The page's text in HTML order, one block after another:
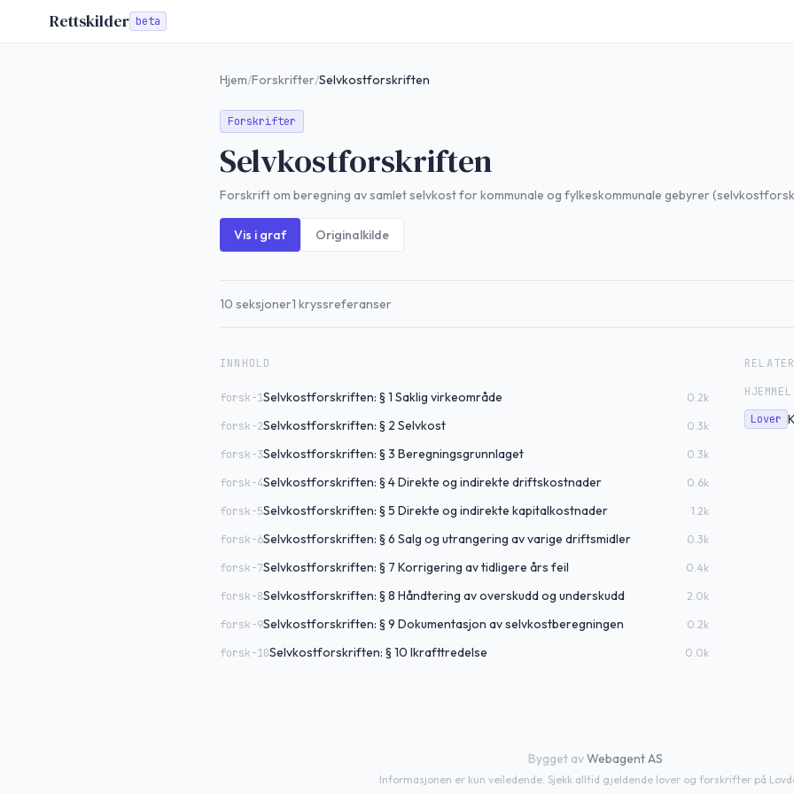
Rettskilder beta
Hjem/Forskrifter/Selvkostforskriften
Forskrifter
Selvkostforskriften
Forskrift om beregning av samlet selvkost for kommunale og fylkeskommunale gebyrer
Vis i graf Originalkilde
10 seksjoner1 kryssreferanser
INNHOLD
forsk-1Selvkostforskriften: § 1 Saklig virkeområde 0.2k
forsk-2Selvkostforskriften: § 2 Selvkost 0.3k
forsk-3Selvkostforskriften: § 3 Beregningsgrunnlaget 0.3k
forsk-4Selvkostforskriften: § 4 Direkte og indirekte driftskostnader 0.6k
forsk-5Selvkostforskriften: § 5 Direkte og indirekte kapitalkostnader 1.2k
forsk-6Selvkostforskriften: § 6 Salg og utrangering av varige driftsmidler 0.3k
forsk-7Selvkostforskriften: § 7 Korrigering av tidligere års feil 0.4k
forsk-8Selvkostforskriften: § 8 Håndtering av overskudd og underskudd 2.0k
forsk-9Selvkostforskriften: § 9 Dokumentasjon av selvkostberegningen 0.2k
forsk-10Selvkostforskriften: § 10 Ikrafttredelse 0.0k
HJEMMEL
Lover
Bygget avWebagent AS
Informasjonen er kun veiledende. Sjekk alltid gjeldende lover og forskrifter på